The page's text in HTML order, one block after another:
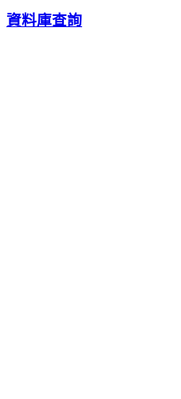
資料庫查詢